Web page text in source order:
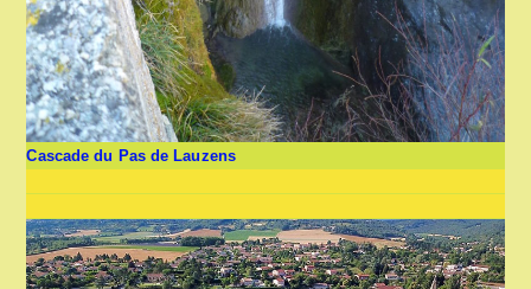
Cascade du Pas de Lauzens